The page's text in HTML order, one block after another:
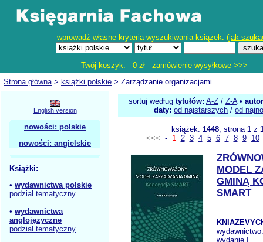
wprowadź własne kryteria wyszukiwania książek: (jak
Twój koszyk: 0 zł zamówienie wysyłkowe >>>
Strona główna> książki polskie > Zarządzanie organizacjami
English version
nowości: polskie
nowości: angielskie
Książki:
• wydawnictwa polskie
podział tematyczny
• wydawnictwa
anglojęzyczne
podział tematyczny
sortuj według tytułów: A-Z / Z-A•
daty: od najstarszych / od
książek: 1448, strona 1z
<<< - 1 2 3 4 5 6 7 8 9 10
MODEL
GMINĄ
SMART
wydanie I